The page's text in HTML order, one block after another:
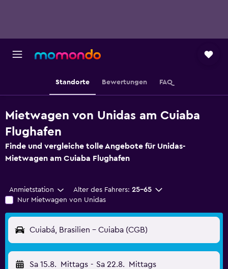
Standorte Bewertungen FAQ
Mietwagen von Unidas am Cuiaba
Flughafen
Finde und vergleiche tolle Angebote für Unidas-
Mietwagen am Cuiaba Flughafen
Anmietstation Alter des Fahrers: 25-65
Nur Mietwagen von Unidas
Cuiabá, Brasilien - Cuiaba (CGB)
Sa 15.8. Mittags - Sa 22.8. Mittags